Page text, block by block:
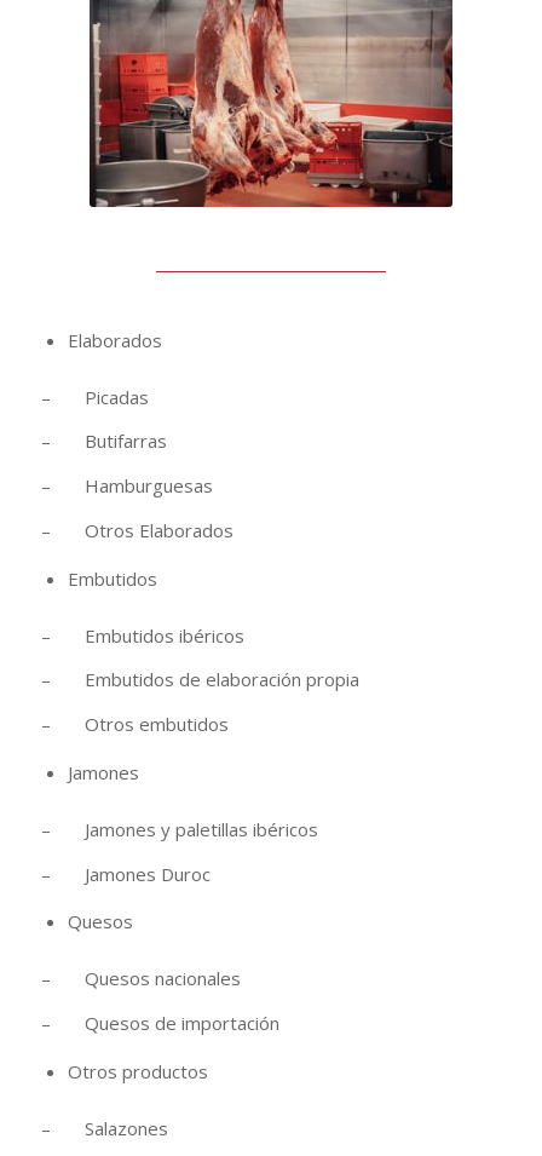
Elaborados
– Picadas
– Butifarras
– Hamburguesas
– Otros Elaborados
Embutidos
– Embutidos ibéricos
– Embutidos de elaboración propia
– Otros embutidos
Jamones
– Jamones y paletillas ibéricos
– Jamones Duroc
Quesos
– Quesos nacionales
– Quesos de importación
Otros productos
– Salazones